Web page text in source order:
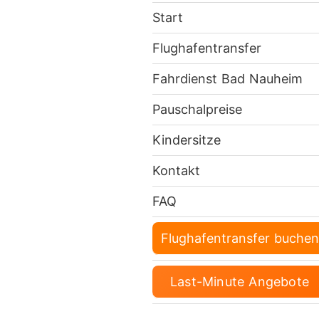
Start
Flughafentransfer
Fahrdienst Bad Nauheim
Pauschalpreise
Kindersitze
Kontakt
FAQ
Flughafentransfer buchen
Last-Minute Angebote